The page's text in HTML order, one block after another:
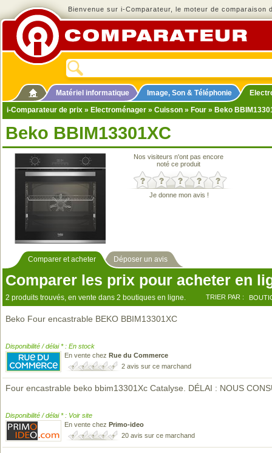
Bienvenue sur i-Comparateur, le moteur de comparaison
Matériel informatique Image, Son & Téléphonie
i-Comparateur de prix » Electroménager » Cuisson » Four » Beko
Beko BBIM13301XC
Nos visiteurs n'ont pas encore
noté ce produit
Je donne mon avis !
Comparer et acheter Déposer un avis
Comparer les prix pour acheter en
2 produits trouvés, en vente dans 2 boutiques en ligne. TRIER PAR :
Beko Four encastrable BEKO BBIM13301XC
Disponibilité / délai * : En stock
En vente chez Rue du Commerce
2 avis sur ce marchand
Four encastrable beko bbim13301Xc Catalyse. DÉLAI : NOUS
Disponibilité / délai * : Voir site
En vente chez Primo-ideo
20 avis sur ce marchand